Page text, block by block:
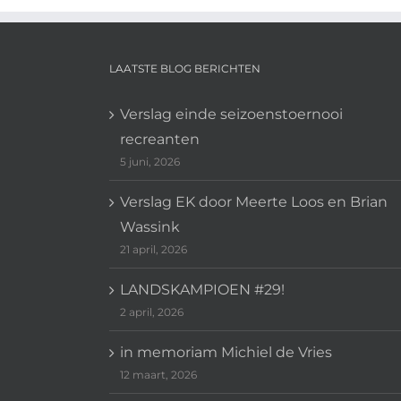
LAATSTE BLOG BERICHTEN
Verslag einde seizoenstoernooi
recreanten
5 juni, 2026
Verslag EK door Meerte Loos en Brian
Wassink
21 april, 2026
LANDSKAMPIOEN #29!
2 april, 2026
in memoriam Michiel de Vries
12 maart, 2026